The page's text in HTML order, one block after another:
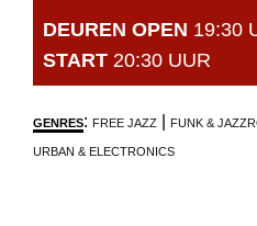
DEUREN OPEN 19:30
START 20:30 UUR
GENRES: FREE JAZZ FUNK &
URBAN & ELECTRONICS